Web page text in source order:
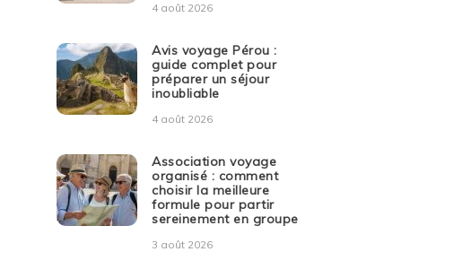
4 août 2026
Avis voyage Pérou :
guide complet pour
préparer un séjour
inoubliable
4 août 2026
Association voyage
organisé : comment
choisir la meilleure
formule pour partir
sereinement en groupe
3 août 2026